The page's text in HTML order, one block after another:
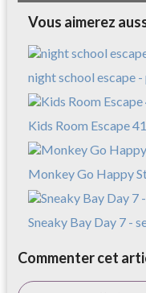
Vous aimerez
night school escape -
Kids Room Escape
Monkey Go Happy
Sneaky Bay Day 7 -
Commenter cet